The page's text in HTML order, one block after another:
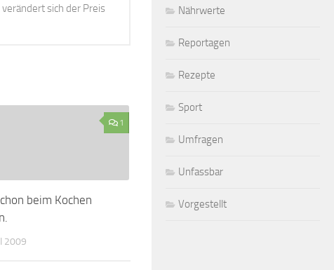
sich der Preis
1
beim Kochen
2009
Nährwerte
Reportagen
Rezepte
Sport
Umfragen
Unfassbar
Vorgestellt